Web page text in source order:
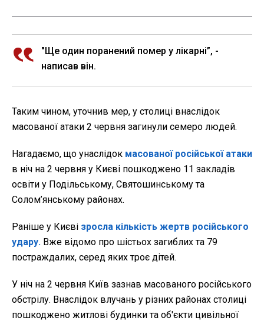
"Ще один поранений помер у лікарні”, -
написав він.
Таким чином, уточнив мер, у столиці внаслідок
масованої атаки 2 червня загинули семеро людей.
Нагадаємо, що унаслідок масованої російської атаки
в ніч на 2 червня у Києві пошкоджено 11 закладів
освіти у Подільському, Святошинському та
Солом’янському районах.
Раніше у Києві зросла кількість жертв російського
удару. Вже відомо про шістьох загиблих та 79
постраждалих, серед яких троє дітей.
У ніч на 2 червня Київ зазнав масованого російського
обстрілу. Внаслідок влучань у різних районах столиці
пошкоджено житлові будинки та об'єкти цивільної